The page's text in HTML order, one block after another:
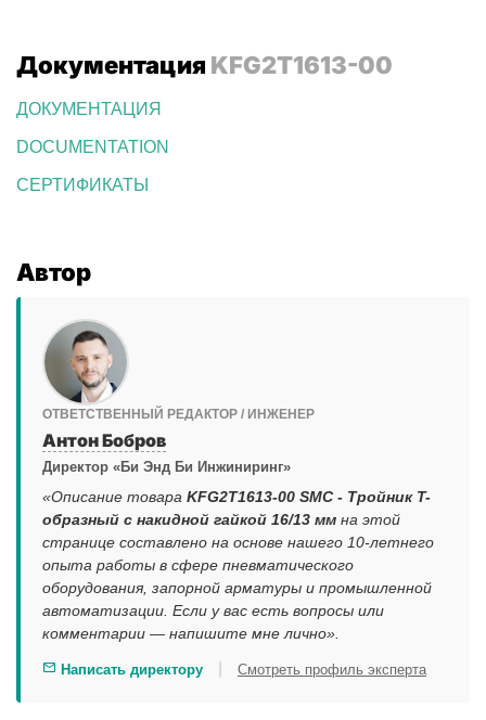
Документация KFG2T1613-00
ДОКУМЕНТАЦИЯ
DOCUMENTATION
СЕРТИФИКАТЫ
Автор
ОТВЕТСТВЕННЫЙ РЕДАКТОР / ИНЖЕНЕР
Антон Бобров
Директор «Би Энд Би Инжиниринг»
«Описание товара KFG2T1613-00 SMC - Тройник T-
образный с накидной гайкой 16/13 мм на этой
странице составлено на основе нашего 10-летнего
опыта работы в сфере пневматического
оборудования, запорной арматуры и промышленной
автоматизации. Если у вас есть вопросы или
комментарии — напишите мне лично».
Написать директору Смотреть профиль эксперта